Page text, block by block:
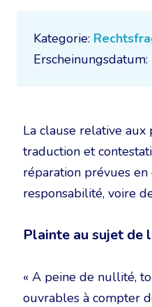
Kategorie:
Erscheinungsdatum:
La clause relative
traduction et
réparation prévues
responsabilité, voire
Plainte au sujet de
« A peine de nullité,
ouvrables à compter